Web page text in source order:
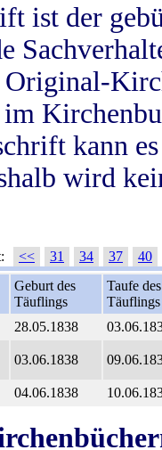
ist der
kann
wird
<< 31 34 37
40
Geburt des
Täuflings
Taufe des
Täuflings
28.05.1838
03.06.1838
04.06.1838